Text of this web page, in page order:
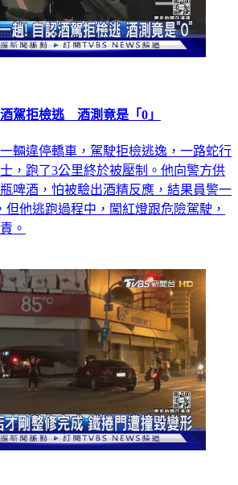
駕拒檢逃 酒測竟是「0」
輛違停轎車，駕駛拒檢逃逸，一路蛇行
，跑了3公里終於被壓制。他向警方供
啤酒，怕被驗出酒精反應，結果員警一
但他逃跑過程中，闖紅燈跟危險駕駛，
。